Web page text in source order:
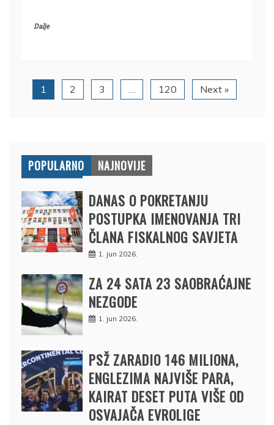
Dalje
1 2 3 120 Next »
POPULARNO NAJNOVIJE
DANAS O POKRETANJU
POSTUPKA IMENOVANJA TRI
ČLANA FISKALNOG SAVJETA
1. jun 2026.
ZA 24 SATA 23 SAOBRAĆAJNE
NEZGODE
1. jun 2026.
PSŽ ZARADIO 146 MILIONA,
ENGLEZIMA NAJVIŠE PARA,
KAIRAT DESET PUTA VIŠE OD
OSVAJAČA EVROLIGE